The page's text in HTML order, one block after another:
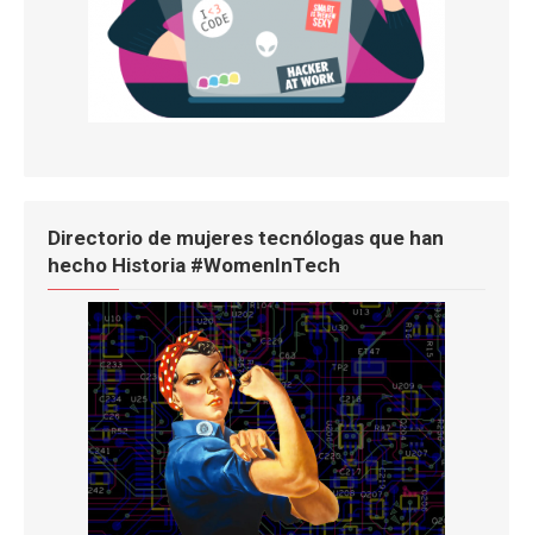
Directorio de mujeres tecnólogas que han
hecho Historia #WomenInTech